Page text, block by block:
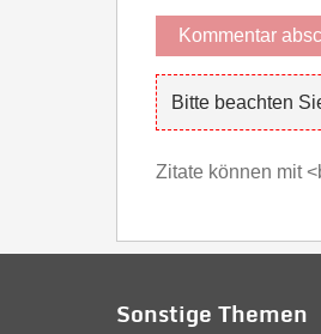
Bitte beachten
Zitate können mit
Sonstige Themen